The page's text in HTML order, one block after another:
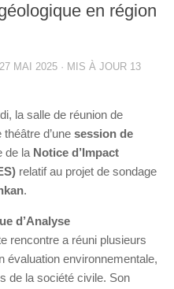
en région
27 MAI 2025 · MIS À JOUR 13
la salle de réunion de
d’une session de
de la Notice d’Impact
relatif au projet de sondage
.
d’Analyse
rencontre a réuni plusieurs
évaluation environnementale,
de la société civile. Son